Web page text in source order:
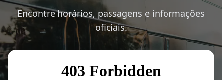
Encontre horários, passagens e informações
oficiais.